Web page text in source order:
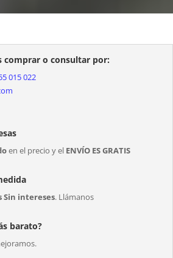
comprar o consultar por:
015 022
en el precio y el ENVÍO ES GRATIS
Sin intereses. Llámanos
barato?